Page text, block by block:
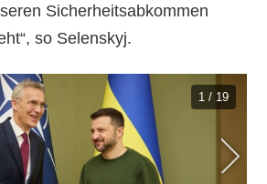
Sicherheitsabkommen
so Selenskyj.
1 / 19